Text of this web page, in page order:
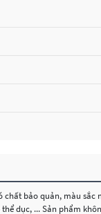
chất bảo quản, màu
dục, ... Sản phẩm